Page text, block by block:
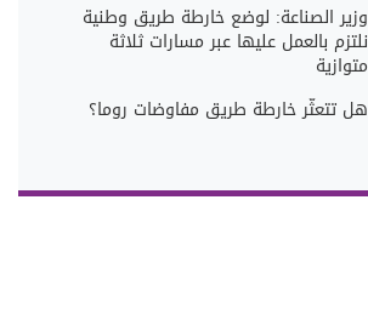
وزير الصناعة: لوضع خارطة طريق وطنية
نلتزم بالعمل عليها عبر مسارات ثلاثة
متوازية
هل تتعثّر خارطة طريق مفاوضات روما؟